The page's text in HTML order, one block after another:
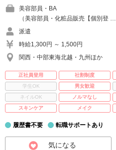
美容部員・BA
（美容部員・化粧品販売【個別登 …
派遣
時給1,300円 ～ 1,500円
関西・中部東海北越・九州ほか
正社員登用 社割制度
学生OK
男女歓迎
ネイルOK
ノルマなし
スキンケア
メイク
履歴書不要 転職サポートあり
気になる